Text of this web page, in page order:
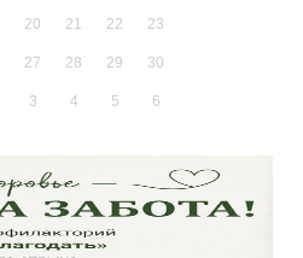
20 21 22 23
27 28 29 30
3 4 5 6